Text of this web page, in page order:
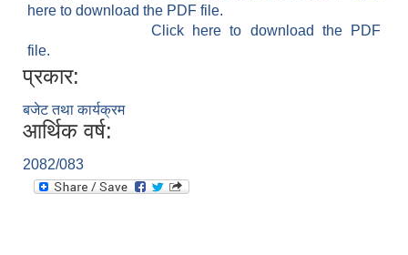
here to download the PDF file.
Click here to download the PDF
file.
प्रकार:
बजेट तथा कार्यक्रम
आर्थिक वर्ष:
2082/083